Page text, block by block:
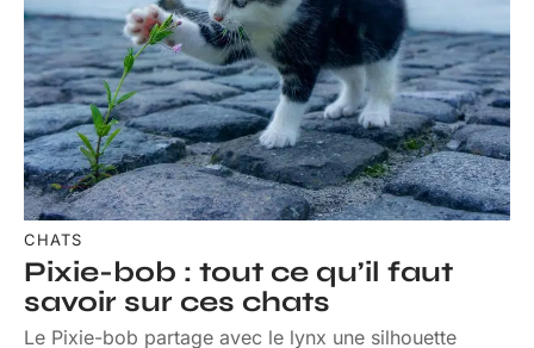
CHATS
Pixie-bob : tout ce qu’il faut
savoir sur ces chats
Le Pixie-bob partage avec le lynx une silhouette